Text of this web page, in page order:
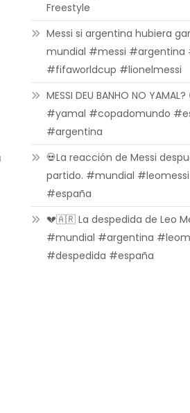
Freestyle
Messi si argentina hubiera
mundial #messi #argentina
#fifaworldcup #lionelmessi
MESSI DEU BANHO NO
#yamal #copadomundo
#argentina
💀La reacción de Messi
partido. #mundial
#españa
💔🇦🇷 La despedida de Leo
#mundial #argentina
#despedida #españa